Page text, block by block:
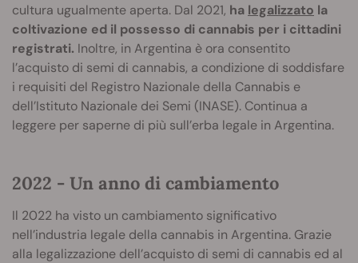
cultura ugualmente aperta. Dal 2021, ha legalizzato la
coltivazione ed il possesso di cannabis per i cittadini
registrati. Inoltre, in Argentina è ora consentito
l’acquisto di semi di cannabis, a condizione di soddisfare
i requisiti del Registro Nazionale della Cannabis e
dell’Istituto Nazionale dei Semi (INASE). Continua a
leggere per saperne di più sull’erba legale in Argentina.
2022 - Un anno di cambiamento
Il 2022 ha visto un cambiamento significativo
nell’industria legale della cannabis in Argentina. Grazie
alla legalizzazione dell’acquisto di semi di cannabis ed al